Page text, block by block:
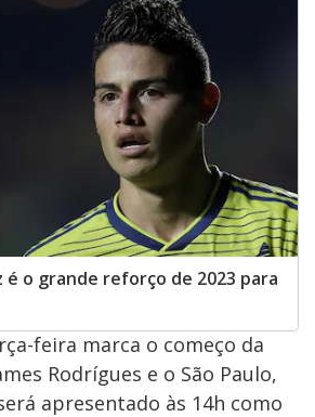
é o grande reforço de 2023 para
feira marca o começo da
Rodrígues e o São Paulo,
apresentado às 14h como